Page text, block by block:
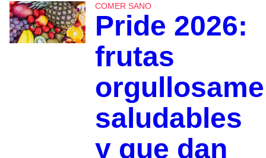
COMER SANO
Pride 2026:
frutas
saludables
y que dan